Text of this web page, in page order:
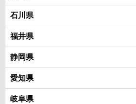
石川県
福井県
静岡県
愛知県
岐阜県